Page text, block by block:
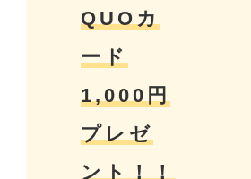
QUOカ
ード
1,000円
プレゼ
ント！！